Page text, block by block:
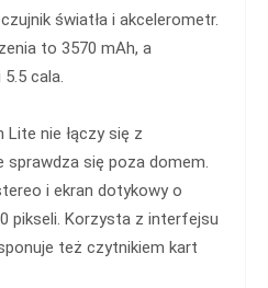
światła i akcelerometr.
to 3570 mAh, a
cala.
nie łączy się z
sprawdza się poza domem.
i ekran dotykowy o
pikseli. Korzysta z interfejsu
też czytnikiem kart